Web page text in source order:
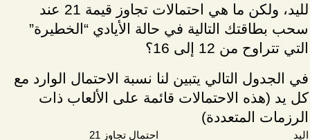
لليد، ولكن ما هي احتمالات تجاوز قيمة 21 عند
سحب بطاقتك التالية في حالة الأيادي “الخطيرة”
التي تتراوح من 12 إلى 16؟
في الجدول التالي يتبين لنا نسبة الاحتمال الوارد مع
كل يد (هذه الاحتمالات قائمة على الألعاب ذات
الرزمات المتعددة)
اليد احتمال تجاوز 21